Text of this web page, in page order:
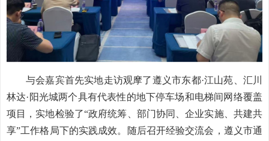
与会嘉宾首先实地走访观摩了遵义市东都·江山苑、汇川
林达·阳光城两个具有代表性的地下停车场和电梯间网络覆盖
项目，实地检验了“政府统筹、部门协同、企业实施、共建共
享”工作格局下的实践成效。随后召开经验交流会，遵义市通